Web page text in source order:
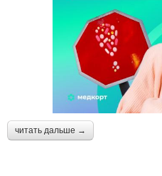
читать дальше →